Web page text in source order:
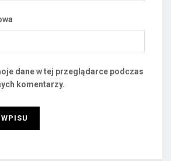
dane w tej przeglądarce podczas
komentarzy.